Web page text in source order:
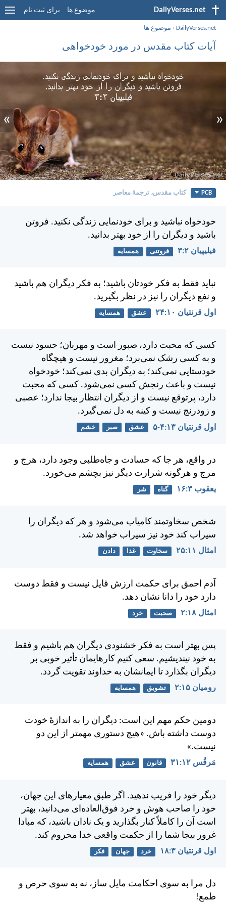
DailyVerses.net موضوع ها برای ثبت نام
DailyVerses.net
› موضوع ها
آیات کتاب مقدس در مورد خودخواهی
«
»
PCB کتاب مقدس، ترجمۀ معاصر
خودخواه نباشيد و برای خودنمايی زندگی نكنيد. فروتن
باشيد و ديگران را از خود بهتر بدانيد.
فيليپیان ۲:‏۳ فروتنی همسایه
نبايد فقط به فكر خودتان باشيد؛ به فكر ديگران هم باشيد
و نفع ديگران را نيز در نظر بگيريد.
اول قرنتیان ۱۰:‏۲۴ عشق همسایه
كسی كه محبت دارد، صبور است و مهربان؛ حسود نيست
و به كسی رشک نمی‌برد؛ مغرور نيست و هيچگاه
خودستايی نمی‌كند؛ به ديگران بدی نمی‌كند؛ خودخواه
نيست و باعث رنجش كسی نمی‌شود. كسی كه محبت
دارد، پرتوقع نيست و از ديگران انتظار بيجا ندارد؛ عصبی
و زودرنج نيست و كينه به دل نمی‌گيرد.
اول قرنتیان ۱۳:‏۴-‏۵ عشق صبر خشم
در واقع، هر جا كه حسادت و جاه‌طلبی وجود دارد، هرج و
مرج و هرگونه شرارت ديگر نيز بچشم می‌خورد.
يعقوب ۳:‏۱۶ گناه شر
شخص سخاوتمند كامياب می‌شود و هر كه ديگران را
سيراب كند خود نيز سيراب خواهد شد.
امثال ۱۱:‏۲۵ سخاوت غذا دادن
آدم احمق برای حكمت ارزش قايل نيست و فقط دوست
دارد خود را دانا نشان دهد.
امثال ۱۸:‏۲ صحبت خرد
پس بهتر است به فكر خشنودی ديگران هم باشيم و فقط
به خود نينديشيم. سعی كنيم كارهايمان تأثير خوبی بر
ديگران بگذارد تا ايمانشان به خداوند تقويت گردد.
رومیان ۱۵:‏۲ تشویق همسایه
دومين حكم مهم اين است: ديگران را به اندازهٔ خودت
دوست داشته باش. «هيچ دستوری مهمتر از اين دو
نيست.»
مَرقُس ۱۲:‏۳۱ قانون عشق همسایه
ديگر خود را فريب ندهيد. اگر طبق معيارهای اين جهان،
خود را صاحب هوش و خرد فوق‌العاده‌ای می‌دانيد، بهتر
است آن را كاملاً كنار بگذاريد و يک نادان باشيد، كه مبادا
غرور بيجا شما را از حكمت واقعی خدا محروم كند.
اول قرنتیان ۳:‏۱۸ خرد جهان فکر
دل مرا به سوی احكامت مايل ساز، نه به سوی حرص و
طمع!